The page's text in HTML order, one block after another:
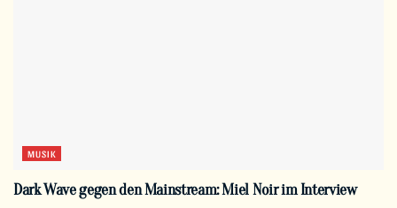
MUSIK
Dark Wave gegen den Mainstream: Miel Noir im Interview